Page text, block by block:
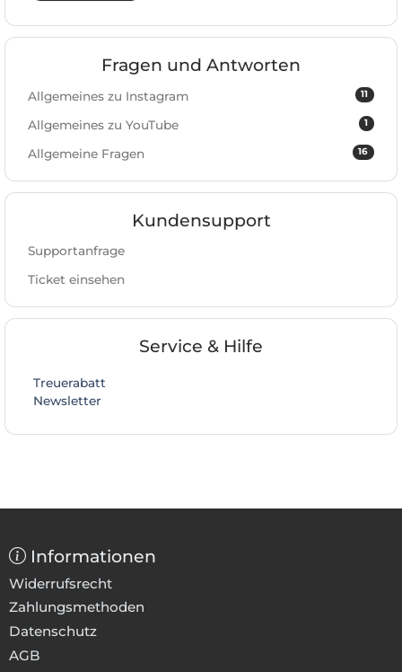
Fragen und Antworten
11
Allgemeines zu Instagram
1
Allgemeines zu YouTube
16
Allgemeine Fragen
Kundensupport
Supportanfrage
Ticket einsehen
Service & Hilfe
Treuerabatt
Newsletter
Informationen
Widerrufsrecht
Zahlungsmethoden
Datenschutz
AGB